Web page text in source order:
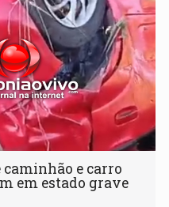
caminhão e carro
em estado grave